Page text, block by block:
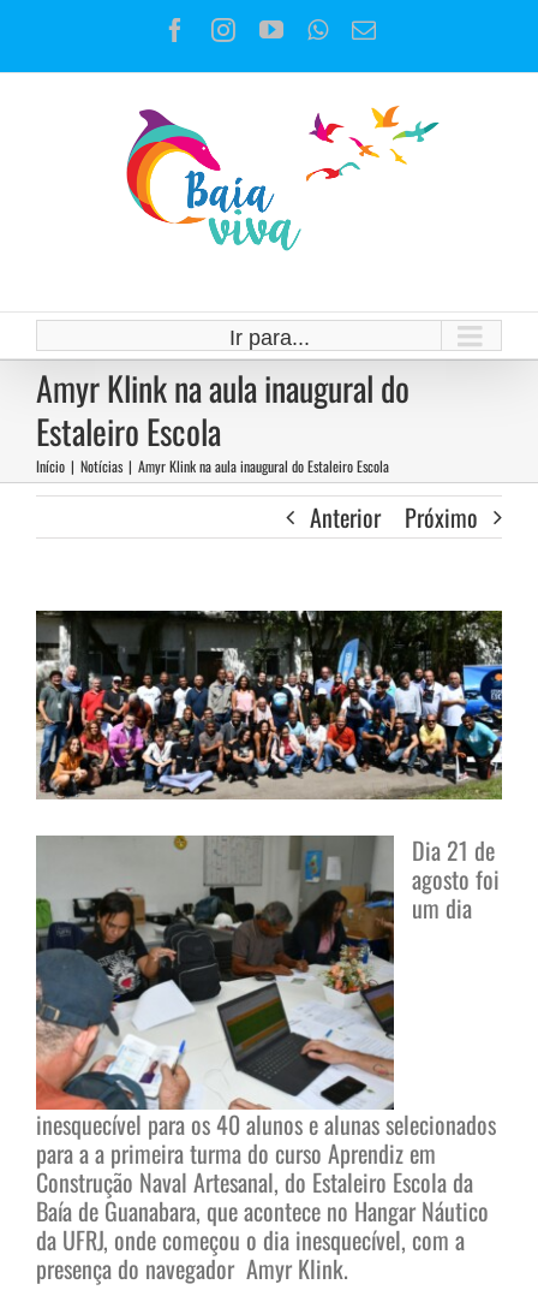
o
Facebook
Instagram
YouTubeWhatsApp
E-
Ir para...
Amyr Klink na aula inaugural do
Estaleiro Escola
Início | Notícias | Amyr Klink na aula inaugural do Estaleiro Escola
Anterior Próximo
View
Larger
Image
Dia 21 de
agosto foi
um dia
inesquecível para os 40 alunos e alunas selecionados
para a a primeira turma do curso Aprendiz em
Construção Naval Artesanal, do Estaleiro Escola da
Baía de Guanabara, que acontece no Hangar Náutico
da UFRJ, onde começou o dia inesquecível, com a
presença do navegador Amyr Klink.